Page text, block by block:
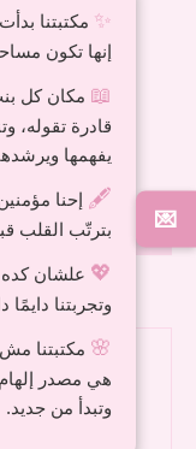
cat”
💌
✨ مكتبتنا
إنها تكون
📖 مكان كل
قادرة تقوله،
يفهمها
🖋️ إحنا
بترتّب القلب
💖 علشان
وتجربتنا دايمًا
🌸 مكتبتنا
هي مصدر
وتبدأ من جديد.